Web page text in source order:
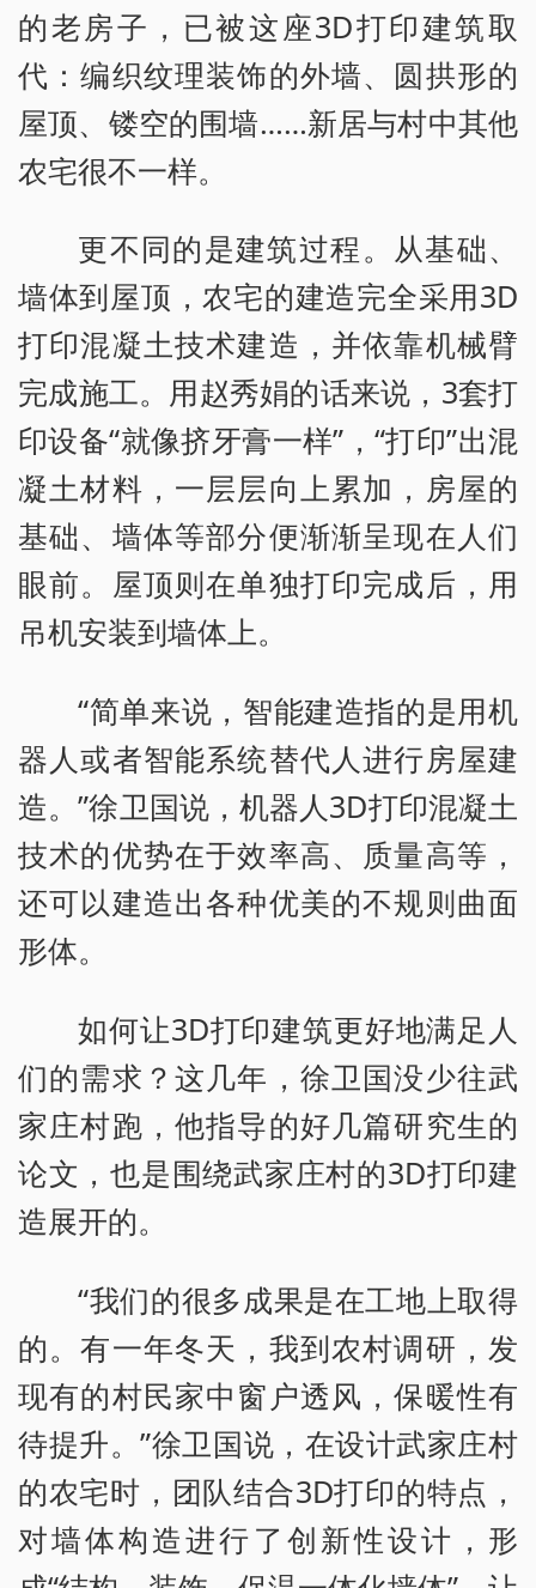
的老房子，已被这座3D打印建筑取
代：编织纹理装饰的外墙、圆拱形的
屋顶、镂空的围墙……新居与村中其他
农宅很不一样。
更不同的是建筑过程。从基础、
墙体到屋顶，农宅的建造完全采用3D
打印混凝土技术建造，并依靠机械臂
完成施工。用赵秀娟的话来说，3套打
印设备“就像挤牙膏一样”，“打印”出混
凝土材料，一层层向上累加，房屋的
基础、墙体等部分便渐渐呈现在人们
眼前。屋顶则在单独打印完成后，用
吊机安装到墙体上。
“简单来说，智能建造指的是用机
器人或者智能系统替代人进行房屋建
造。”徐卫国说，机器人3D打印混凝土
技术的优势在于效率高、质量高等，
还可以建造出各种优美的不规则曲面
形体。
如何让3D打印建筑更好地满足人
们的需求？这几年，徐卫国没少往武
家庄村跑，他指导的好几篇研究生的
论文，也是围绕武家庄村的3D打印建
造展开的。
“我们的很多成果是在工地上取得
的。有一年冬天，我到农村调研，发
现有的村民家中窗户透风，保暖性有
待提升。”徐卫国说，在设计武家庄村
的农宅时，团队结合3D打印的特点，
对墙体构造进行了创新性设计，形